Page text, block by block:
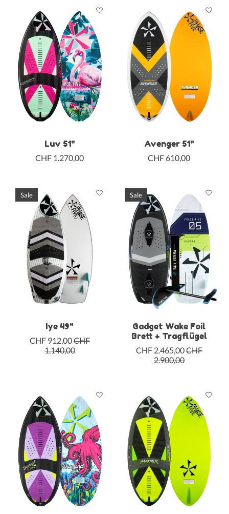
Luv 51"
CHF 1.270,00
Avenger 51"
CHF 610,00
Sale
Iye 49"
CHF 912,00CHF
1.140,00
Sale
Gadget Wake Foil
Brett + Tragflügel
CHF 2.465,00CHF
2.900,00